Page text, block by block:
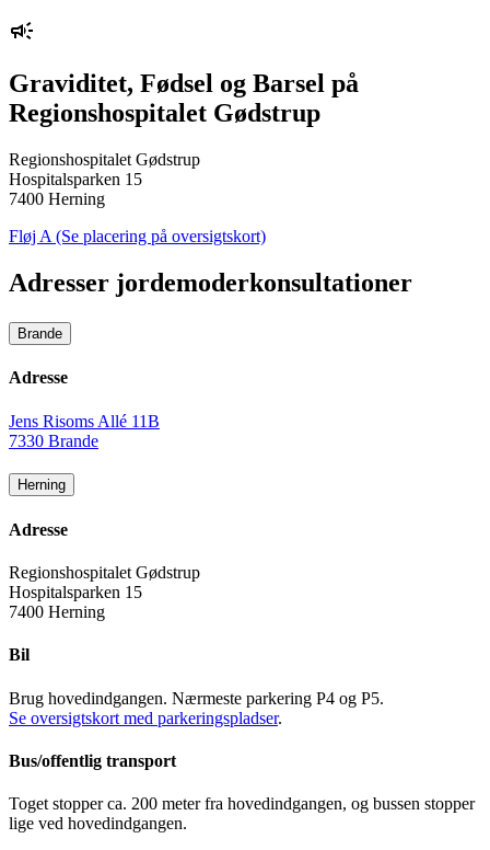
Graviditet, Fødsel og Barsel på
Regionshospitalet Gødstrup
Regionshospitalet Gødstrup
Hospitalsparken 15
7400 Herning
Fløj A (Se placering på oversigtskort)
Adresser jordemoderkonsultationer
Brande
Adresse
Jens Risoms Allé 11B
7330 Brande
Herning
Adresse
Regionshospitalet Gødstrup
Hospitalsparken 15
7400 Herning
Bil
Brug hovedindgangen. Nærmeste parkering P4 og P5.
Se oversigtskort med parkeringspladser.
Bus/offentlig transport
Toget stopper ca. 200 meter fra hovedindgangen, og bussen stopper
lige ved hovedindgangen.